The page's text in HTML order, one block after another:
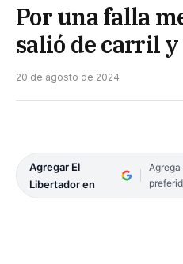
Por una falla
salió de carril y
20 de agosto de 2024
Agregar El
Libertador en
Agrega